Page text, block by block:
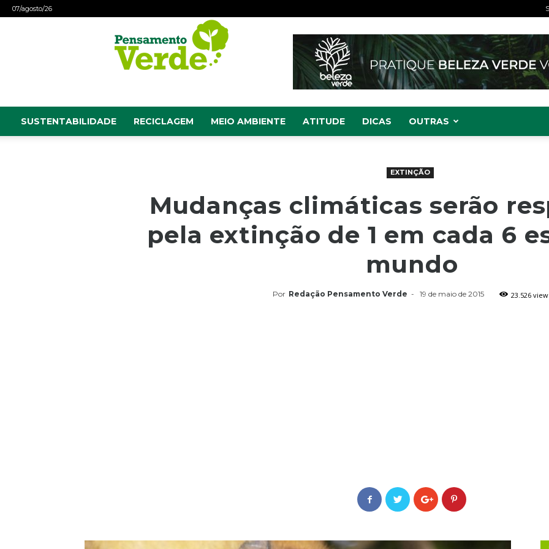
07/agosto/26
SUSTENTABILIDADE RECICLAGEM MEIO AMBIENTE ATITUDE DICAS OUTRAS
EXTINÇÃO
Mudanças climáticas serão
pela extinção de 1 em cada 6
mundo
Por Redação Pensamento Verde - 19 de maio de 2015 23.526